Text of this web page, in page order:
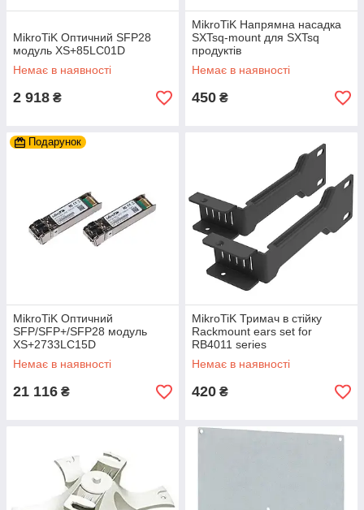
MikroTiK Оптичний SFP28
модуль XS+85LC01D
Немає в наявності
2 918 ₴
MikroTiK Напрямна насадка
SXTsq-mount для SXTsq
продуктів
Немає в наявності
450 ₴
Подарунок
MikroTiK Оптичний
SFP/SFP+/SFP28 модуль
XS+2733LC15D
Немає в наявності
21 116 ₴
MikroTiK Тримач в стійку
Rackmount ears set for
RB4011 series
Немає в наявності
420 ₴